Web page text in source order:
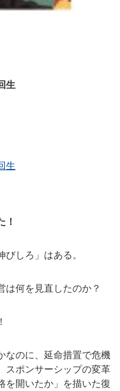
生
生
！
しろ」はある。
は何を見直したのか？
なのに、延命措置で危機
スポンサーシップの変革
を開いたか」を描いた復